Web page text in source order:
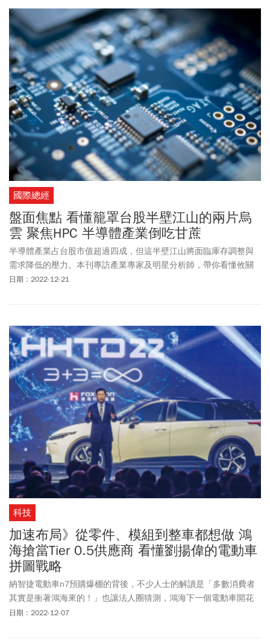
了。」這篇就是本來很瘋狂想在除夕夜寫的續集，「台積電歐洲設
廠，究竟是怎樣把當地晶圓廠武功給廢了？」
國際總經
盤面焦點 看懂籠罩台股半壁江山的兩片烏
雲 聚焦HPC 半導體產業倒吃甘蔗
半導體產業占台股市值超過四成，但這半壁江山將面臨庫存調整與
需求降低的壓力。本刊專訪產業專家及明星分析師，帶你看懂攸關
台股整體氣勢的二○二三年半導體產業前景。
日期：2022-12-21
科技
加速布局》從零件、模組到整車都想做 鴻
海搶當Tier 0.5供應商 看懂劉揚偉的電動車
拼圖戰略
納智捷電動車n7預購爆棚的背後，不少人士的解讀是「多數消費者
其實是衝著鴻海來的！」也讓法人圈猜測，鴻海下一個電動車開花
結果之地，究竟會落在哪裡？
日期：2022-12-07